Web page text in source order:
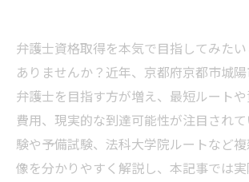
弁護士資格取得を本気で目指してみた
ありませんか？近年、京都府京都市城陽
弁護士を目指す方が増え、最短ルート
費用、現実的な到達可能性が注目され
験や予備試験、法科大学院ルートなど
像を分かりやすく解説し、本記事では